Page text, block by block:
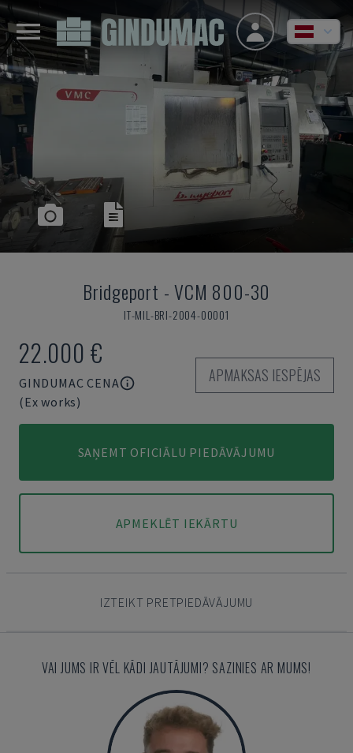
Bridgeport -VCM 800-30
IT-MIL-BRI-2004-00001
22.000 €
GINDUMAC CENA
(Ex works)
APMAKSAS IESPĒJAS
SAŅEMT OFICIĀLU PIEDĀVĀJUMU
APMEKLĒT IEKĀRTU
IZTEIKT PRETPIEDĀVĀJUMU
VAI JUMS IR VĒL KĀDI JAUTĀJUMI? SAZINIES AR MUMS!